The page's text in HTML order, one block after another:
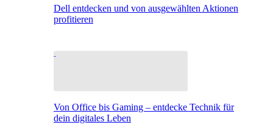
Dell entdecken und von ausgewählten Aktionen
profitieren
Von Office bis Gaming – entdecke Technik für
dein digitales Leben